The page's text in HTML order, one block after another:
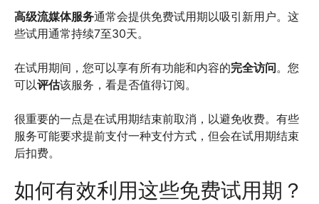
高级流媒体服务通常会提供免费试用期以吸引新用户。这
些试用通常持续7至30天。
在试用期间，您可以享有所有功能和内容的完全访问。您
可以评估该服务，看是否值得订阅。
很重要的一点是在试用期结束前取消，以避免收费。有些
服务可能要求提前支付一种支付方式，但会在试用期结束
后扣费。
如何有效利用这些免费试用期？